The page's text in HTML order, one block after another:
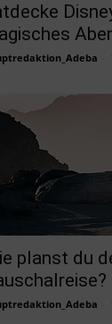
planst du